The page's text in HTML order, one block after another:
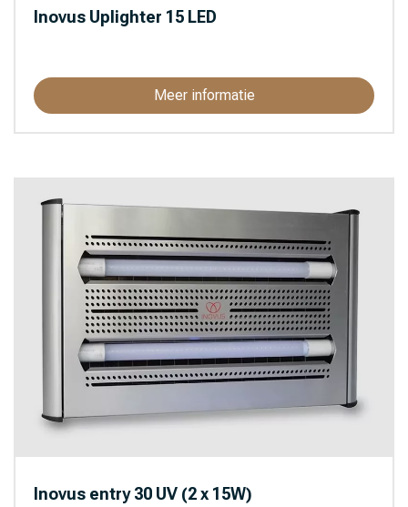
Inovus Uplighter 15 LED
Meer informatie
Inovus entry 30 UV (2 x 15W)